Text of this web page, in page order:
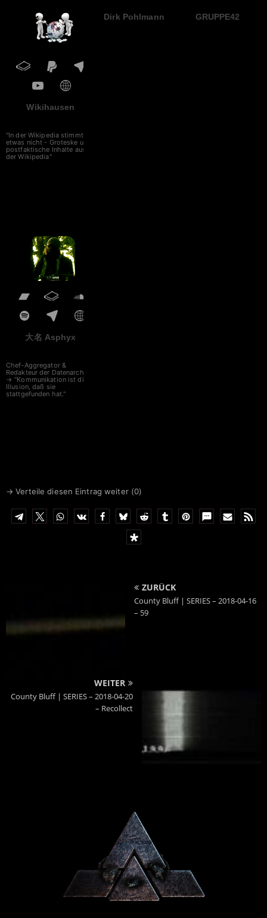
Wikihausen
"In der Wikipedia stimmt
etwas nicht - Groteske und
postfaktische Inhalte aus
der Wikipedia"
Dirk Pohlmann GRUPPE42
大名 Asphyx
Chef-Aggregator &
Redakteur der Datenarche
→ "Kommunikation ist die
Illusion, daß sie
stattgefunden hat."
→ Verteile diesen Eintrag weiter (0)
ZURÜCK
County Bluff | SERIES – 2018-04-16
– 59
WEITER
County Bluff | SERIES – 2018-04-20
– Recollect
Powered By :